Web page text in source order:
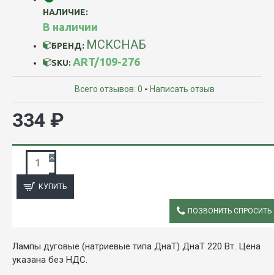
НАЛИЧИЕ:
В наличии
БРЕНД: МСКСНАБ
SKU: ART/109-276
Всего отзывов: 0 - Написать отзыв
334 ₽
КУПИТЬ
ПОЗВОНИТЬ СПРОСИТЬ
Лампы дуговые (натриевые типа ДнаТ) ДнаТ 220 Вт. Цена
указана без НДС.